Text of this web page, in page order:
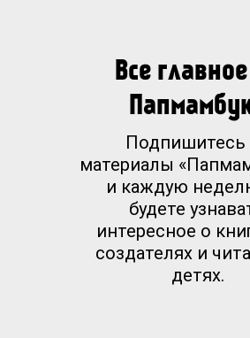
Все
Подпишитесь
материалы
и каждую
будете
интересное о
создателях и
детях.